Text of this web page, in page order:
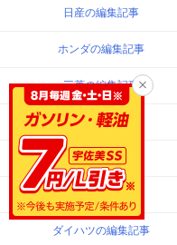
日産の編集記事
ホンダの編集記事
三菱の編集記事
マツダの編集記事
スバルの編集記事
スズキの編集記事
ダイハツの編集記事